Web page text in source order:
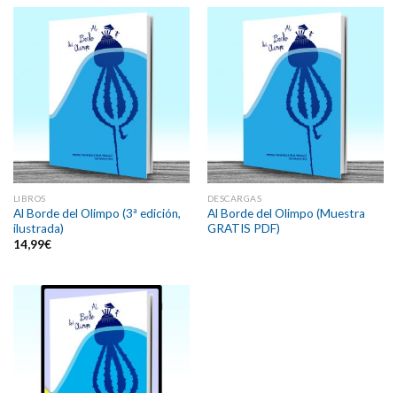
LIBROS
Al Borde del Olimpo (3ª edición,
ilustrada)
14,99€
DESCARGAS
Al Borde del Olimpo (Muestra
GRATIS PDF)